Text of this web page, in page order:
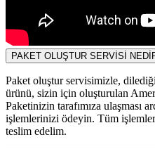
PAKET OLUŞTUR SERVİSİ
Paket oluştur servisimizle,
ürünü, sizin için oluşturulan
Paketinizin tarafımıza ulaşması
işlemlerinizi ödeyin. Tüm
teslim edelim.